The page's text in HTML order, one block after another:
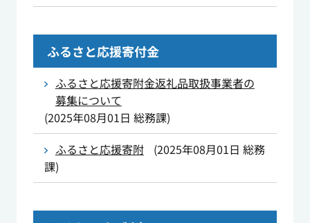
ふるさと応援寄付金
ふるさと応援寄附金返礼品取扱事業者の
募集について
(2025年08月01日 総務課)
ふるさと応援寄附
(2025年08月01日 総務
課)